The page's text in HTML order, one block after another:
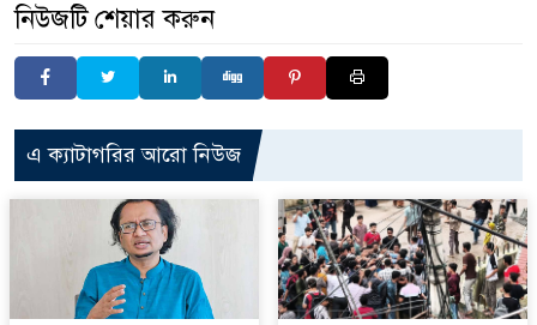
নিউজটি শেয়ার করুন
এ ক্যাটাগরির আরো নিউজ